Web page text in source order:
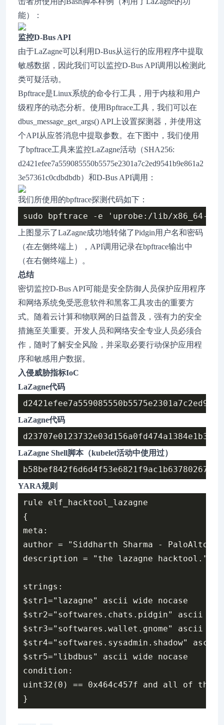
能）：
监控D-Bus API
由于LaZagne可以利用D-Bus从运行的应用程序中提取
敏感数据，因此我们可以监控D-Bus API调用以检测此
类可疑活动。
Bpftrace是Linux系统的命令行工具，用于内核和用户
级程序的动态分析。使用Bpftrace工具，我们可以在
dbus_message_get_args() API上设置探测器，并使用这
个API从应答消息中提取参数。在下图中，我们使用
了bpftrace工具来监控LaZagne活动（SHA256:
d2421efee7a559085550b5575e2301a7c2ed9541b9e861a2
3e57361c0cdbdbdb）和D-Bus API调用：
我们所使用的bpftrace探测代码如下：
上图显示了LaZagne成功地转储了Pidgin用户名和密码
（在左侧终端上），API调用记录在bpftrace输出中
（在右侧终端上）。
总结
密切监控D-Bus API可能是安全防御人员保护应用程序
和网络系统免受恶意软件和黑客工具攻击的重要方
式。随着云计算和物联网的日益普及，强有力的安全
措施至关重要。开发人员和网络安全专业人员必须合
作，随时了解安全风险，并采取必要行动保护应用程
序和敏感用户数据。
入侵威胁指标IoC
LaZagne代码
LaZagne代码
LaZagne Shell脚本（kubelet活动中使用过）
YARA规则
rule elf_hacktool_lazagne
{
meta:
author = "Siddharth Sharma -
description = "the lazagne hacktool."
strings:
$str1="lazagne" ascii wide nocase
$str2="softwares.chats.pidgin" ascii
$str3="softwares.wallet.gnome" ascii
$str4="softwares.sysadmin.shadow" ascii
$str5="libdbus" ascii wide nocase
condition:
uint32(0) == 0x464c457f and all of them